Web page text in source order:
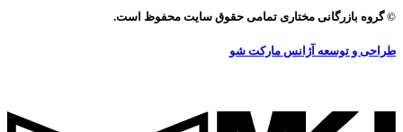
© گروه بازرگانی مختاری تمامی حقوق سایت محفوظ است.
طراحی و توسعه آژانس مارکت شو